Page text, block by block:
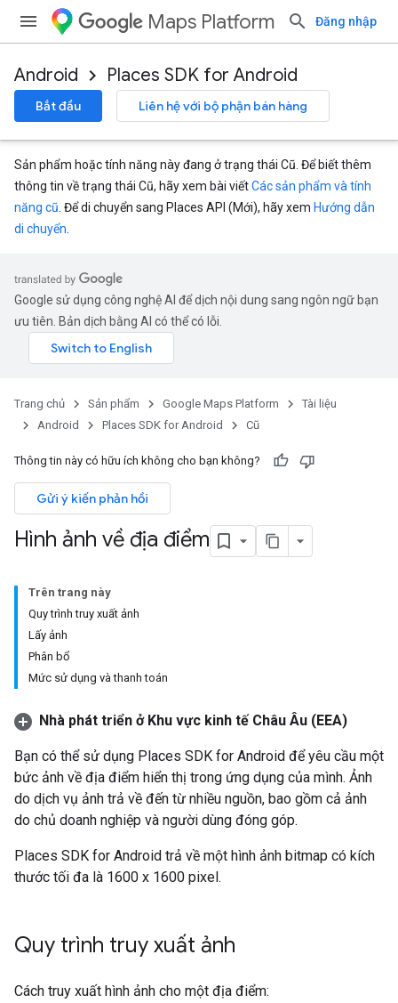
Maps Platform Đăng nhập
Android Places SDK for Android
Bắt đầu Liên hệ với bộ phận bán hàng
Sản phẩm hoặc tính năng này đang ở trạng thái Cũ. Để biết thêm
thông tin về trạng thái Cũ, hãy xem bài viếtCác sản phẩm và tính
năng cũ . Để di chuyển sang Places API (Mới), hãy xem Hướng dẫn
di chuyển
Google sử dụng công nghệ AI để dịch nội dung sang ngôn ngữ bạn
ưu tiên. Bản dịch bằng AI có thể có lỗi.
Trang chủ Sản phẩm Google Maps Platform
Tài liệu
Android
Places SDK for Android Cũ
Thông tin này có hữu ích không cho bạn không?
Gửi ý kiến phản hồi
Hình ảnh về địa điểm
Trên trang này
Quy trình truy xuất ảnh
Lấy ảnh
Phân bổ
Mức sử dụng và thanh toán
Nhà phát triển ở Khu vực kinh tế Châu Âu (EEA)
Bạn có thể sử dụng Places SDK for Android để yêu cầu một
bức ảnh về địa điểm hiển thị trong ứng dụng của mình. Ảnh
do dịch vụ ảnh trả về đến từ nhiều nguồn, bao gồm cả ảnh
do chủ doanh nghiệp và người dùng đóng góp.
Places SDK for Android trả về một hình ảnh bitmap có kích
thước tối đa là 1600 x 1600 pixel.
Quy trình truy xuất ảnh
Cách truy xuất hình ảnh cho một địa điểm: